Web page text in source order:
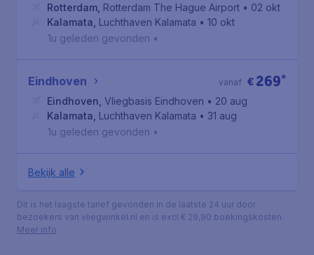
Rotterdam Rotterdam The Hague Airport • 02 okt
Kalamata Luchthaven Kalamata • 10 okt
1u geleden gevonden •
Eindhoven € 269*
vanaf
Eindhoven Vliegbasis Eindhoven • 20 aug
Kalamata Luchthaven Kalamata • 31 aug
1u geleden gevonden •
Bekijk alle
Dit is het laagste tarief gevonden in de laatste 24 uur door
bezoekers van vliegwinkel.nl en is excl € 29,90 boekingskosten.
Meer info